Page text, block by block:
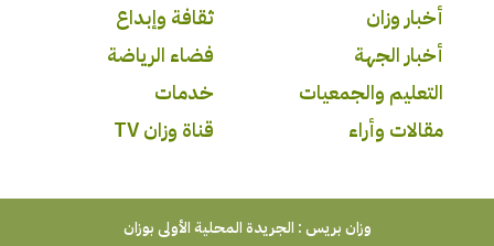
أخبار وزان
أخبار الجهة
التعليم والجمعيات
مقالات وأراء
ثقافة وإبداع
فضاء الرياضة
خدمات
قناة وزان TV
وزان بريس : الجريدة المحلية الأولى بوزان